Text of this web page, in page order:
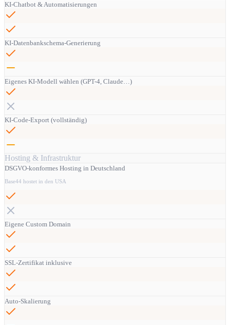
KI-Chatbot & Automatisierungen
KI-Datenbankschema-Generierung
Eigenes KI-Modell wählen (GPT-4, Claude…)
KI-Code-Export (vollständig)
Hosting & Infrastruktur
DSGVO-konformes Hosting in Deutschland
Base44 hostet in den USA
Eigene Custom Domain
SSL-Zertifikat inklusive
Auto-Skalierung